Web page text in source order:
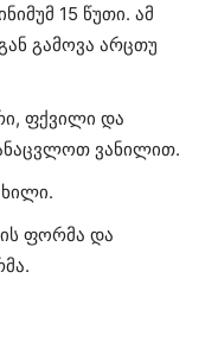
15 წუთი. ამ
გამოვა არცთუ
ფქვილი და
ვანილით.
ფორმა და